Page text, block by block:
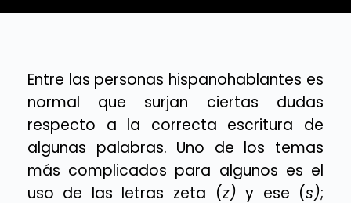
Entre las personas hispanohablantes es
normal que surjan ciertas dudas
respecto a la correcta escritura de
algunas palabras. Uno de los temas
más complicados para algunos es el
uso de las letras zeta (z) y ese (s);